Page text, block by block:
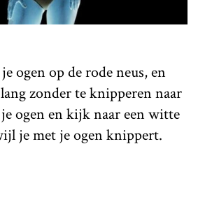
ogen op de rode neus, en
zonder te knipperen naar
ogen en kijk naar een witte
je met je ogen knippert.